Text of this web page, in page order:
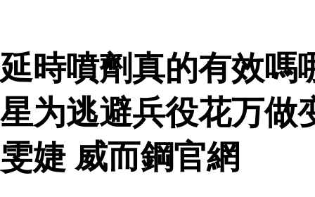
延時噴劑真的有效嗎
星为逃避兵役花万做
雯婕 威而鋼官網